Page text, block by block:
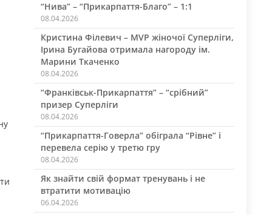
“Нива” – “Прикарпаття-Благо” – 1:1
08.04.2026
Кристина Філевич – MVP жіночої Суперліги,
Ірина Бугайова отримала нагороду ім.
Марини Ткаченко
08.04.2026
“Франківськ-Прикарпаття” – “срібний”
призер Суперліги
08.04.2026
“Прикарпаття-Говерла” обіграла “Рівне” і
перевела серію у третю гру
08.04.2026
Як знайти свій формат тренувань і не
втратити мотивацію
06.04.2026